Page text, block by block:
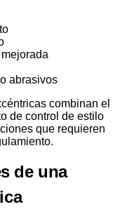
abrasivos
combinan el
de control de estilo
que requieren
de una